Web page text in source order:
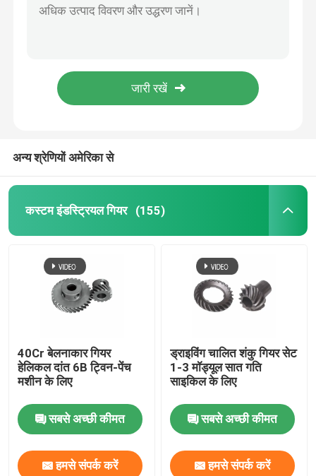
पीसने का उपकरण
रोबोट गियर
हाइपोइड गियर
साइकिल गियर
सिलाई मशीन गियर
अन्य श्रेणियों अमेरिका से
कस्टम इंडस्ट्रियल गियर (155)
40Cr बेलनाकार गियर
हेलिकल दांत 6B ट्विन-पेंच
मशीन के लिए
सबसे अच्छी कीमत
हमसे संपर्क करें
ड्राइविंग चालित शंकु गियर सेट
1-3 मॉड्यूल सात गति
साइकिल के लिए
सबसे अच्छी कीमत
हमसे संपर्क करें